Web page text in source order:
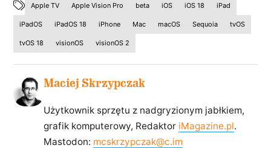
Apple TV Apple Vision Pro beta iOS iOS 18 iPad
iPadOS iPadOS 18 iPhone Mac macOS Sequoia tvOS
tvOS 18 visionOS visionOS 2
Maciej Skrzypczak
Użytkownik sprzętu z nadgryzionym jabłkiem,
grafik komputerowy, Redaktor iMagazine.pl.
Mastodon: mcskrzypczak@c.im